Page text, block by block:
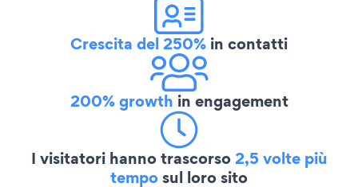
Crescita del 250% in contatti
200% growth in engagement
I visitatori hanno trascorso2,5 volte più
temposul loro sito